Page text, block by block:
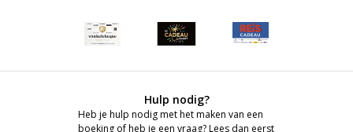
Hulp nodig?
Heb je hulp nodig met het maken van een
boeking of heb je een vraag? Lees dan eerst